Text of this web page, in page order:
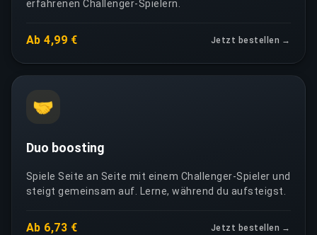
erfahrenen Challenger-Spielern.
Ab 4,99 € Jetzt bestellen →
🤝
Duo boosting
Spiele Seite an Seite mit einem Challenger-Spieler und
steigt gemeinsam auf. Lerne, während du aufsteigst.
Ab 6,73 € Jetzt bestellen →